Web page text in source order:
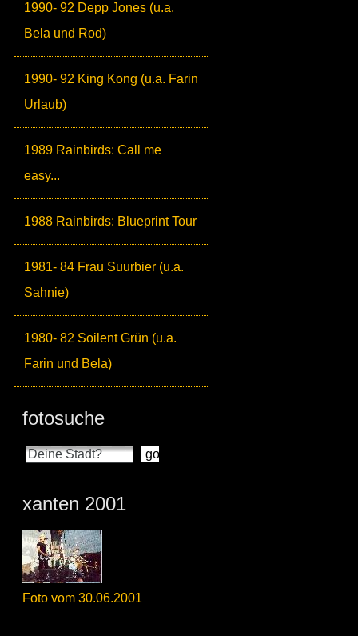
1990- 92 Depp Jones (u.a.
Bela und Rod)
1990- 92 King Kong (u.a. Farin
Urlaub)
1989 Rainbirds: Call me
easy...
1988 Rainbirds: Blueprint Tour
1981- 84 Frau Suurbier (u.a.
Sahnie)
1980- 82 Soilent Grün (u.a.
Farin und Bela)
fotosuche
xanten 2001
Foto vom 30.06.2001